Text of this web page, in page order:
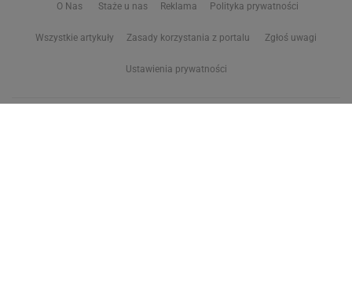
O Nas Staże u nas Reklama Polityka prywatności
Wszystkie artykuły Zasady korzystania z portalu Zgłoś uwagi
Ustawienia prywatności